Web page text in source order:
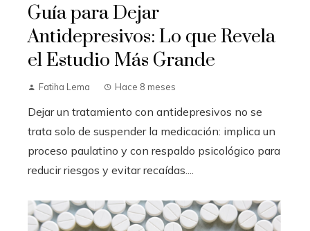
Guía para Dejar
Antidepresivos: Lo que Revela
el Estudio Más Grande
Fatiha Lema Hace 8 meses
Dejar un tratamiento con antidepresivos no se
trata solo de suspender la medicación: implica un
proceso paulatino y con respaldo psicológico para
reducir riesgos y evitar recaídas....